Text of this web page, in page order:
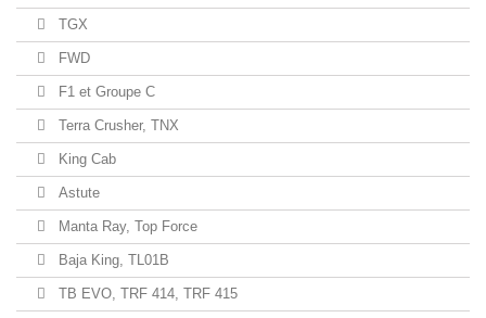
TGX
FWD
F1 et Groupe C
Terra Crusher, TNX
King Cab
Astute
Manta Ray, Top Force
Baja King, TL01B
TB EVO, TRF 414, TRF 415